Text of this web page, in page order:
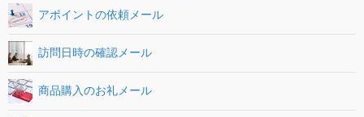
アポイントの依頼メール
訪問日時の確認メール
商品購入のお礼メール